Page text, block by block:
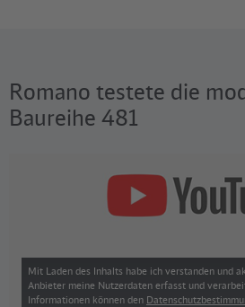
Romano testete die
Baureihe 481
Mit Laden des Inhalts habe ich verstanden und
Anbieter meine Nutzerdaten erfasst und
Informationen können den